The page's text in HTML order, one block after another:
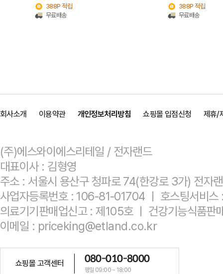
388P 적립
무료배송
388P 적립
무료배송
회사소개 이용약관 개인정보처리방침 쇼핑몰 입점신청 제휴/
(주)에스와이에스리테일 / 전자랜드
대표이사 : 김형영
주소 : 서울시 용산구 청파로 74(한강로 3가) 전자
사업자등록번호 : 106-81-01704 ㅣ 호스팅서비
의료기기판매업신고 : 제105호 ㅣ 건강기능식품
이메일 : priceking@etland.co.kr
쇼핑몰 고객센터 080-010-8000
평일 09:00 ~ 18:00